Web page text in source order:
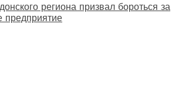
региона призвал бороться за
предприятие